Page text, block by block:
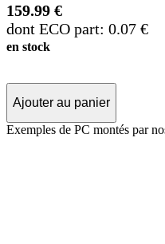
159.99 €
dont ECO part: 0.07 €
en stock
Ajouter au panier
Exemples de PC montés par